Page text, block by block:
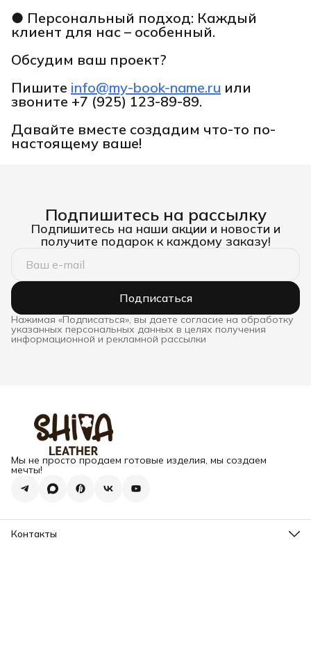
● Персональный подход: Каждый
клиент для нас – особенный.
Обсудим ваш проект?
Пишите info@my-book-name.ru или
звоните +7 (925) 123-89-89.
Давайте вместе создадим что-то по-
настоящему ваше!
Подпишитесь на рассылку
Подпишитесь на наши акции и новости и
получите подарок к каждому заказу!
Подписаться
Нажимая «Подписаться», вы даете согласие на обработку
указанных персональных данных в целях получения
информационной и рекламной рассылки
Мы не просто продаем готовые изделия, мы создаем
мечты!
Контакты